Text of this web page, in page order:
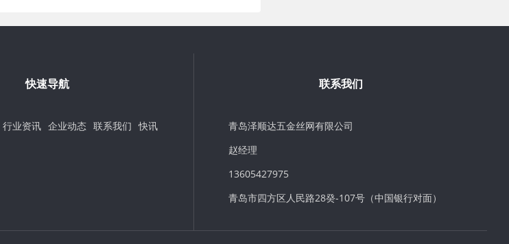
快速导航
行业资讯 企业动态 联系我们 快讯
联系我们
青岛泽顺达五金丝网有限公司
赵经理
13605427975
青岛市四方区人民路28癸-107号（中国银行对面）